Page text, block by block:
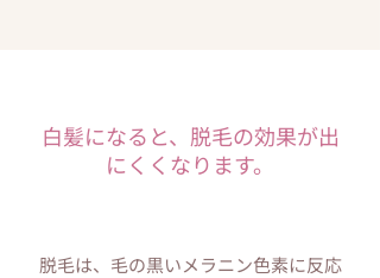
白髪になると、脱毛の効果が出
にくくなります。
脱毛は、毛の黒いメラニン色素に反応